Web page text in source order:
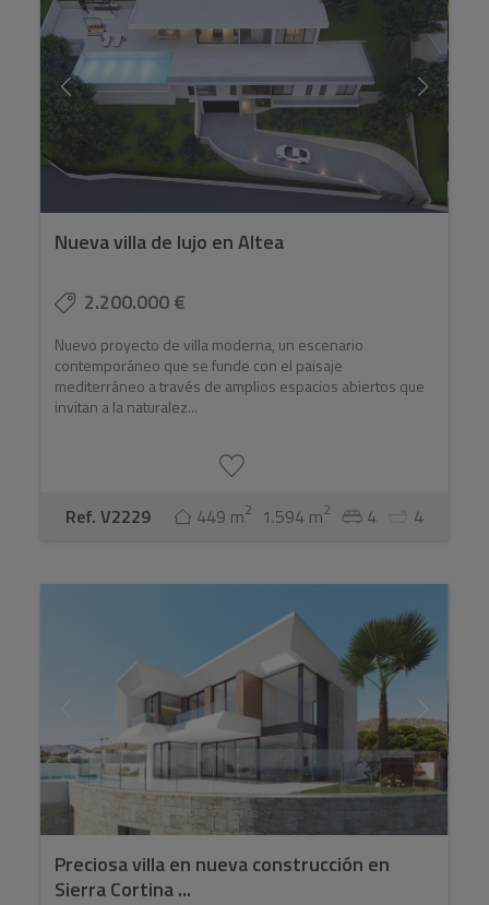
Nueva villa de lujo en Altea
2.200.000 €
Nuevo proyecto de villa moderna, un escenario
contemporáneo que se funde con el paisaje
mediterráneo a través de amplios espacios abiertos que
invitan a la naturalez...
Ref. V2229 449 m2 1.594 m2 4 4
Preciosa villa en nueva construcción en
Sierra Cortina ...